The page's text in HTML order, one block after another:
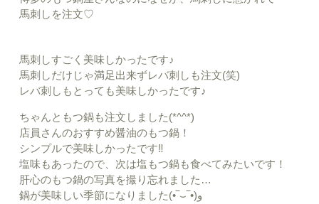
馬刺しを注文♡
馬刺しすごく美味しかったです♪
馬刺しだけじゃ満足出来ずレバ刺しも注文(笑)
レバ刺しもとっても美味しかったです♪
ちゃんともつ鍋も注文しました(*^^*)
店員さんのおすすめ醤油のもつ鍋！
シンプルで美味しかったです‼︎
塩味もあったので、次は塩もつ鍋も食べてみたいです！
肝心のもつ鍋の写真を撮り忘れました…
鍋が美味しい季節になりました(•‾⌣‾•)و